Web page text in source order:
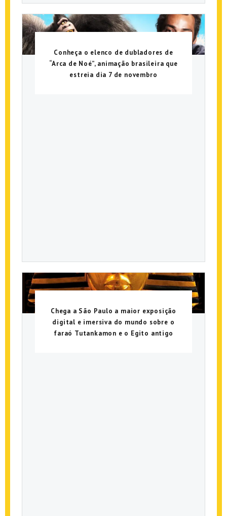
Conheça o elenco de dubladores de
“Arca de Noé”, animação brasileira que
estreia dia 7 de novembro
Chega a São Paulo a maior exposição
digital e imersiva do mundo sobre o
faraó Tutankamon e o Egito antigo